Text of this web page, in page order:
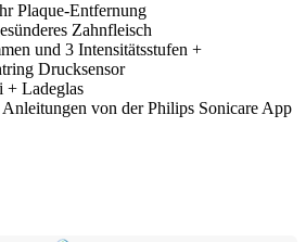
Plaque-Entfernung
Zahnfleisch
und 3 Intensitätsstufen +
Drucksensor
+ Ladeglas
Anleitungen von der Philips Sonicare App